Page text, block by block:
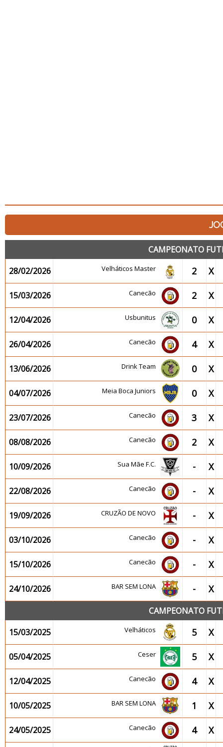
CAMPEONATO
28/02/2026
Velháticos Master 2 X
15/03/2026 Canecão 2 X
12/04/2026 Usbunitus 0 X
26/04/2026 Canecão 4 X
13/06/2026 Drink Team 0 X
04/07/2026 Meia Boca Juniors 0 X
23/07/2026 Canecão 3 X
08/08/2026 Canecão 2 X
10/09/2026 Sua Mãe F.C. - X
22/08/2026 Canecão - X
19/09/2026 CRUZÃO DE NOVO - X
03/10/2026 Canecão - X
15/10/2026 Canecão - X
24/10/2026 BAR SEM LONA - X
CAMPEONATO
15/03/2025
Velháticos 5 X
05/04/2025 Ceser 5 X
12/04/2025 Canecão 4 X
10/05/2025 BAR SEM LONA 1 X
24/05/2025 Canecão 4 X